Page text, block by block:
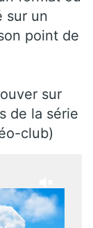
sur un
point de
sur
de la série
club)